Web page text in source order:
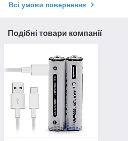
Всі умови повернення
Подібні товари компанії